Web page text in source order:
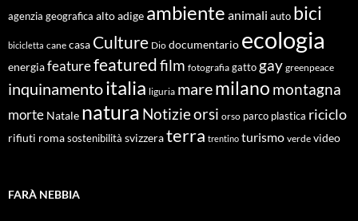
agenzia geografica alto adige ambiente animali auto bici
bicicletta cane casa Culture Dio documentario ecologia
energiafeaturefeaturedfilm fotografia gatto gay greenpeace
inquinamentoitalia liguria maremilano montagna
morte Natale natura Notizieorsi orso parco plastica riciclo
rifiuti roma sostenibilità svizzeraterra trentino turismo verde video
FARÀ NEBBIA